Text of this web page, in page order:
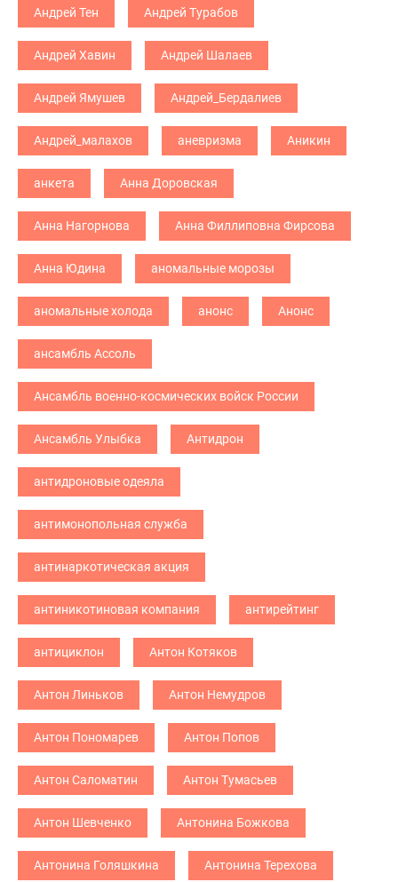
Андрей Тен Андрей Турабов
Андрей Хавин Андрей Шалаев
Андрей Ямушев Андрей_Бердалиев
Андрей_малахов аневризма Аникин
анкета Анна Доровская
Анна Нагорнова Анна Филлиповна Фирсова
Анна Юдина аномальные морозы
аномальные холода анонс Анонс
ансамбль Ассоль
Ансамбль военно-космических войск России
Ансамбль Улыбка Антидрон
антидроновые одеяла
антимонопольная служба
антинаркотическая акция
антиникотиновая компания антирейтинг
антициклон Антон Котяков
Антон Линьков Антон Немудров
Антон Пономарев Антон Попов
Антон Саломатин Антон Тумасьев
Антон Шевченко Антонина Божкова
Антонина Голяшкина Антонина Терехова